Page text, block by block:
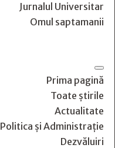
Jurnalul Universitar
Omul saptamanii
Prima pagină
Toate știrile
Actualitate
Politica și Administrație
Dezvăluiri